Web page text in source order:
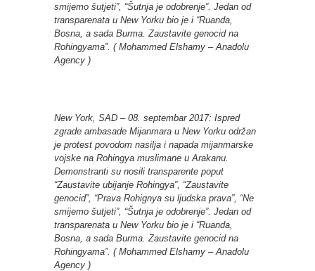
smijemo šutjeti”, “Šutnja je odobrenje”. Jedan od
transparenata u New Yorku bio je i “Ruanda,
Bosna, a sada Burma. Zaustavite genocid na
Rohingyama”. ( Mohammed Elshamy – Anadolu
Agency )
New York, SAD – 08. septembar 2017: Ispred
zgrade ambasade Mijanmara u New Yorku održan
je protest povodom nasilja i napada mijanmarske
vojske na Rohingya muslimane u Arakanu.
Demonstranti su nosili transparente poput
“Zaustavite ubijanje Rohingya”, “Zaustavite
genocid”, “Prava Rohignya su ljudska prava”, “Ne
smijemo šutjeti”, “Šutnja je odobrenje”. Jedan od
transparenata u New Yorku bio je i “Ruanda,
Bosna, a sada Burma. Zaustavite genocid na
Rohingyama”. ( Mohammed Elshamy – Anadolu
Agency )